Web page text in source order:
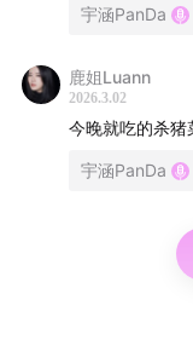
第一站： 年货美
年味美食地图：老
老翟、宇涵 分别
宇涵PanDa
鹿姐Luann
2026.3.02
今晚就吃的杀猪
宇涵PanDa